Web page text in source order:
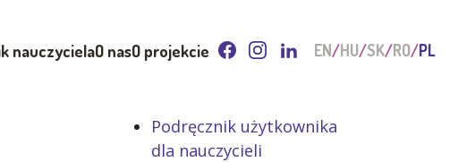
nauczycielaO nasO projekcie EN HU SK RO PL
Podręcznik użytkownika
dla nauczycieli